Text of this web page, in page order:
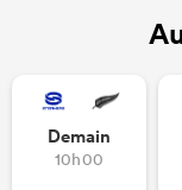
Demain
10h00